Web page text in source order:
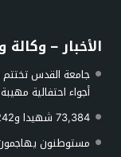
الأخبار – وكالة
جامعة القدس تختتم
أجواء احتفالية مهيبة
73,384 شهيدا و174,242 مصابا منذ بدء حرب الإبادة على قطاع غزة
مستوطنون